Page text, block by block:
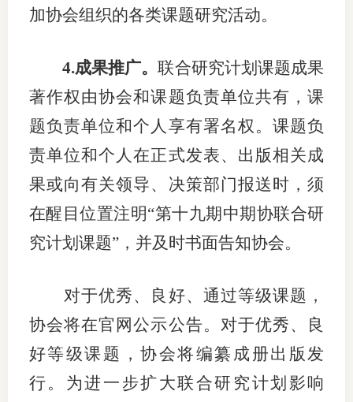
加协会组织的各类课题研究活动。
4.成果推广。联合研究计划课题成果
著作权由协会和课题负责单位共有，课
题负责单位和个人享有署名权。课题负
责单位和个人在正式发表、出版相关成
果或向有关领导、决策部门报送时，须
在醒目位置注明“第十九期中期协联合研
究计划课题”，并及时书面告知协会。
对于优秀、良好、 通过等级课题，
协会将在官网公示公告。 对于优秀、良
好等级课题，协会将编纂成 册出版发
行。 为进一步扩大联合研究计划影响